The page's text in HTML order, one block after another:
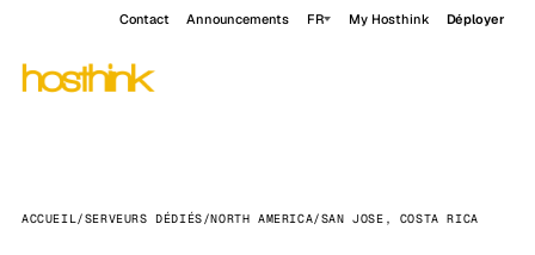
Contact Announcements FR My Hosthink Déployer
ACCUEIL/SERVEURS DÉDIÉS/NORTH AMERICA/SAN JOSE, COSTA RICA